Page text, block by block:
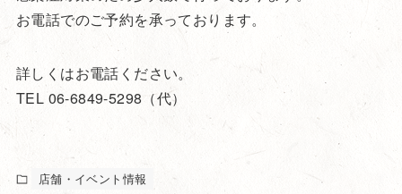
お電話でのご予約を承っております。
詳しくはお電話ください。
TEL 06-6849-5298（代）
店舗・イベント情報